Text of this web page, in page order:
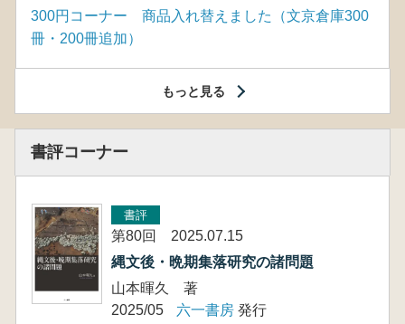
300円コーナー 商品入れ替えました（文京倉庫300
冊・200冊追加）
もっと見る
書評コーナー
書評
第80回 2025.07.15
縄文後・晩期集落研究の諸問題
山本暉久 著
2025/05
六一書房 発行